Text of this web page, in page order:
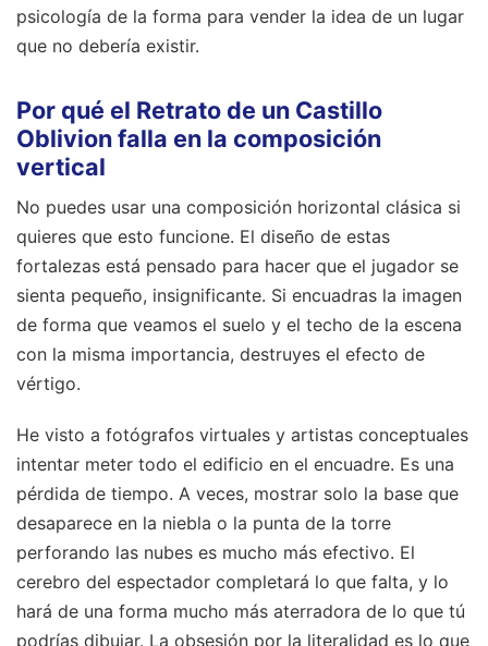
psicología de la forma para vender la idea de un lugar
que no debería existir.
Por qué el Retrato de un Castillo
Oblivion falla en la composición
vertical
No puedes usar una composición horizontal clásica si
quieres que esto funcione. El diseño de estas
fortalezas está pensado para hacer que el jugador se
sienta pequeño, insignificante. Si encuadras la imagen
de forma que veamos el suelo y el techo de la escena
con la misma importancia, destruyes el efecto de
vértigo.
He visto a fotógrafos virtuales y artistas conceptuales
intentar meter todo el edificio en el encuadre. Es una
pérdida de tiempo. A veces, mostrar solo la base que
desaparece en la niebla o la punta de la torre
perforando las nubes es mucho más efectivo. El
cerebro del espectador completará lo que falta, y lo
hará de una forma mucho más aterradora de lo que tú
podrías dibujar. La obsesión por la literalidad es lo que